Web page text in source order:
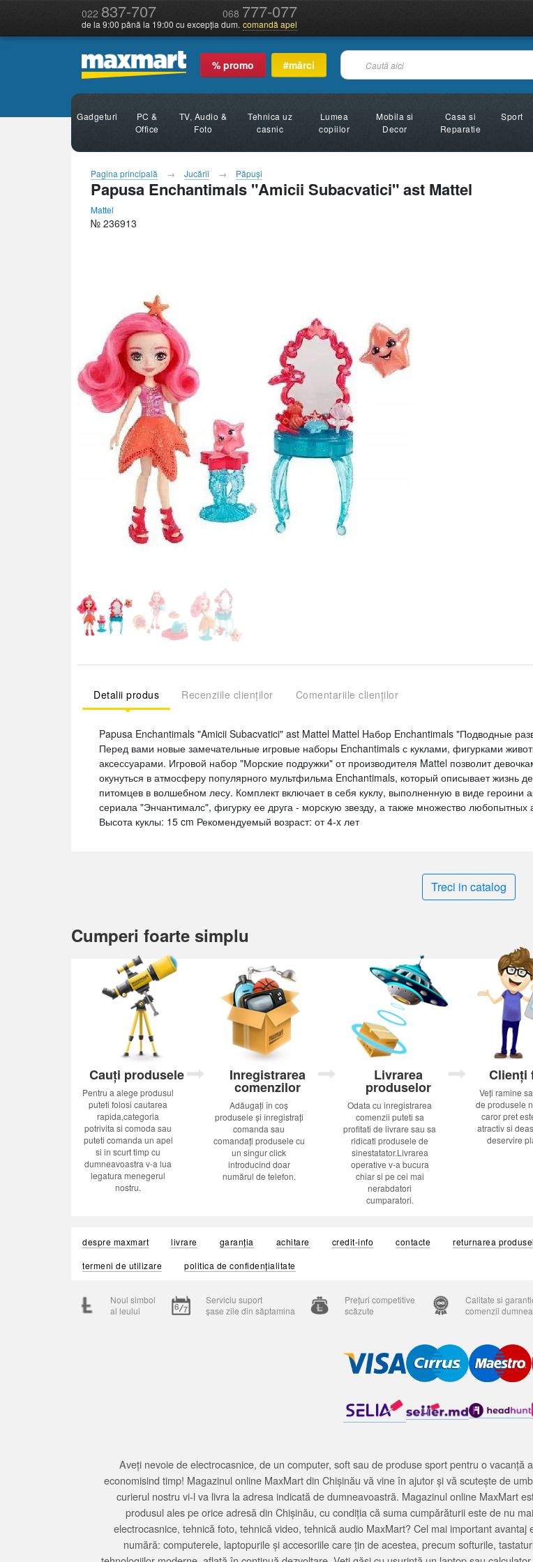
022 837-707 068 777-077
de la 9:00 până la 19:00 cu excepția dum. comandă apel
% promo #mărci
Gadgeturi
PC &
Office
TV, Audio &
Foto
Tehnica uz
casnic
Lumea
copiilor
Mobila si
Decor
Casa si
Reparatie
Sport
Pagina principală Jucării Păpuşi
Papusa Enchantimals "Amicii Subacvatici" ast Mattel
Mattel
№ 236913
Detalii produs Recenziile clienților Comentariile clienților
Papusa Enchantimals "Amicii Subacvatici" ast Mattel Mattel Hабор Enchantimals "Подводные
Перед вами новые замечательные игровые наборы Enchantimals с куклами, фигурками
аксессуарами. Игровой набор "Морские подружки" от производителя Mattel позволит
окунуться в атмосферу популярного мультфильма Enchantimals, который описывает жизнь
питомцев в волшебном лесу. Комплект включает в себя куклу, выполненную в виде героини
сериала "Энчантималс", фигурку ее друга - морскую звезду, а также множество любопытных
Высота куклы: 15 cm Рекомендуемый возраст: от 4-x лет
Treci in catalog
Cumperi foarte simplu
Cauți produsele
Pentru a alege produsul
puteti folosi cautarea
rapida,categoria
potrivita si comoda sau
puteti comanda un apel
si in scurt timp cu
dumneavoastra v-a lua
legatura menegerul
nostru.
Inregistrarea
comenzilor
Adăugați în coș
produsele și înregistrați
comanda sau
comandați produsele cu
un singur click
introducînd doar
numărul de telefon.
Livrarea
produselor
Odata cu inregistrarea
comenzii puteti sa
profitati de livrare sau sa
ridicati produsele de
sinestatator.Livrarea
operative v-a bucura
chiar si pe cei mai
nerabdatori
cumparatori.
Clienți
Veți ramine
de produsele
caror pret
atractiv si
deservire
despre maxmart livrare garanția achitare credit-info contacte
returnarea
termeni de utilizare
politica de confidențialitate
Noul simbol
al leului
Serviciu suport
șase zile din săptamina
Prețuri competitive
scăzute
Calitate si
comenzii
Aveți nevoie de electrocasnice, de un computer, soft sau de produse sport pentru o
economisind timp! Magazinul online MaxMart din Chișinău vă vine în ajutor și vă scutește de
curierul nostru vi-l va livra la adresa indicată de dumneavoastră. Magazinul online MaxMart
produsul ales pe orice adresă din Chișinău, cu condiția că suma cumpărăturii este de nu
electrocasnice, tehnică foto, tehnică video, tehnică audio MaxMart? Cel mai important
numără: computerele, laptopurile și accesoriile care țin de acestea, precum softurile,